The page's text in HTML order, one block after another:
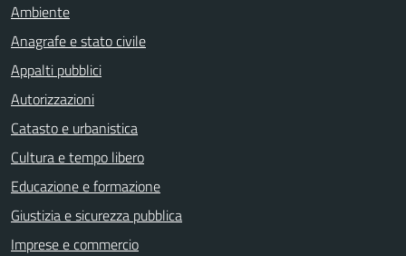
Ambiente
Anagrafe e stato civile
Appalti pubblici
Autorizzazioni
Catasto e urbanistica
Cultura e tempo libero
Educazione e formazione
Giustizia e sicurezza pubblica
Imprese e commercio